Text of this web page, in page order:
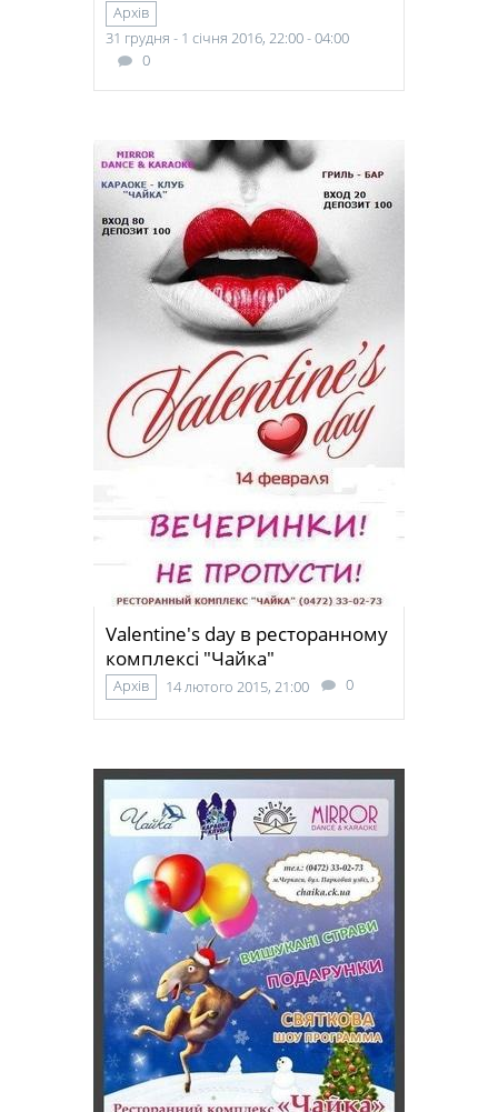
Архів
31 грудня - 1 січня 2016, 22:00 - 04:00
0
Valentine's day в ресторанному
комплексі "Чайка"
Архів 14 лютого 2015, 21:00 0